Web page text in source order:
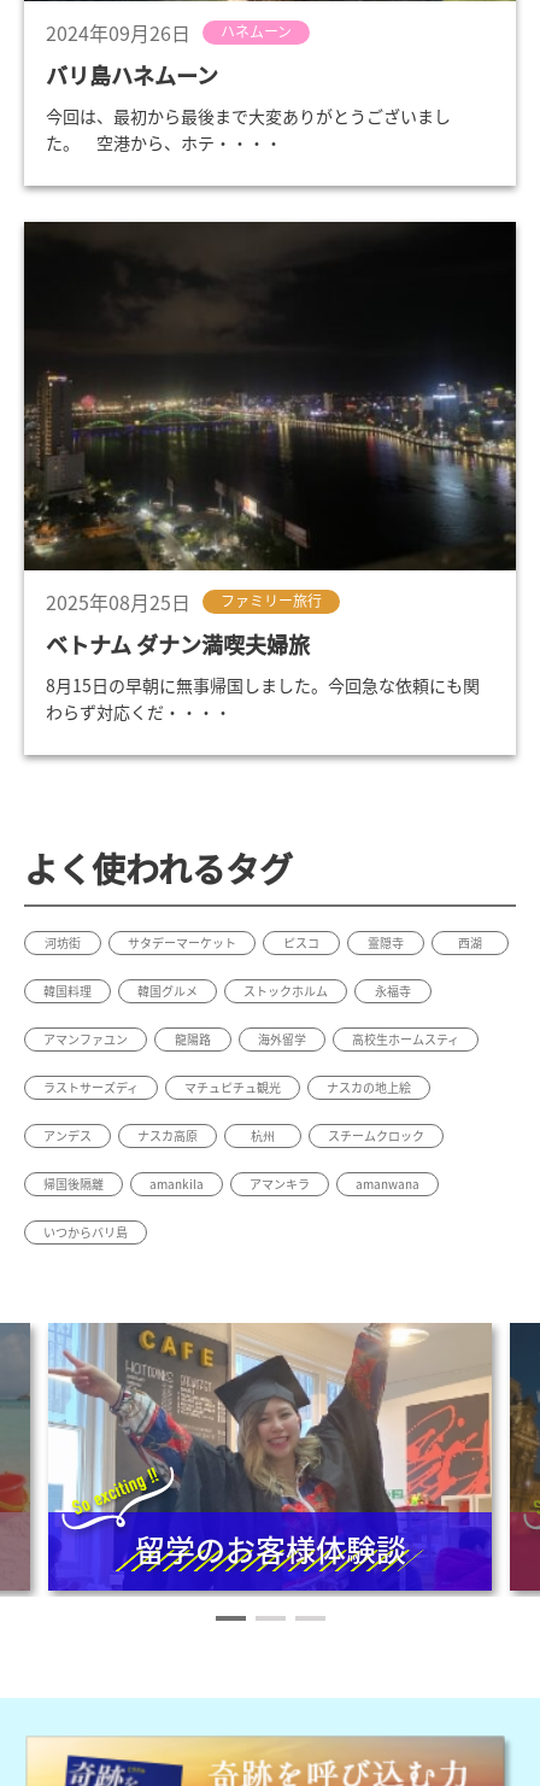
2024年09月26日 ハネムーン
バリ島ハネムーン
今回は、最初から最後まで大変ありがとうございまし
た。 空港から、ホテ・・・・
2025年08月25日 ファミリー旅行
ベトナム ダナン満喫夫婦旅
8月15日の早朝に無事帰国しました。今回急な依頼にも関
わらず対応くだ・・・・
よく使われるタグ
河坊街 サタデーマーケット ピスコ 霊隠寺 西湖
韓国料理 韓国グルメ ストックホルム 永福寺
アマンファユン 龍陽路 海外留学 高校生ホームスティ
ラストサーズディ マチュピチュ観光 ナスカの地上絵
アンデス ナスカ高原 杭州 スチームクロック
帰国後隔離 amankila アマンキラ amanwana
いつからバリ島
留学のお客様体験談